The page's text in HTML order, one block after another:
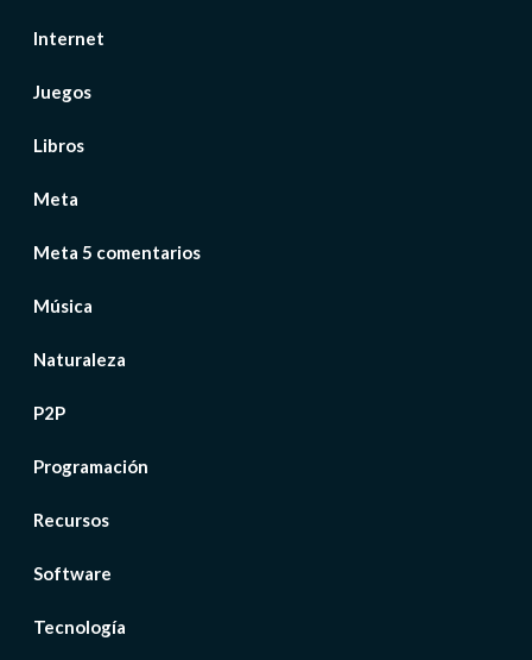
Internet
Juegos
Libros
Meta
Meta 5 comentarios
Música
Naturaleza
P2P
Programación
Recursos
Software
Tecnología